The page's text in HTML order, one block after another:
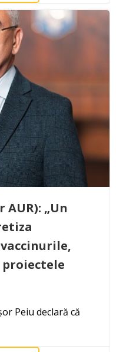
„Un
Peiu declară că